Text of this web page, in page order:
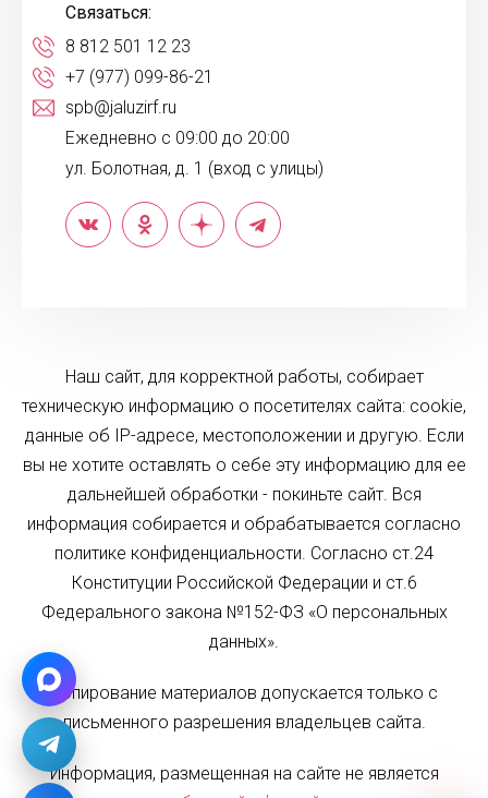
Связаться:
8 812 501 12 23
+7 (977) 099-86-21
spb@jaluzirf.ru
Ежедневно с 09:00 до 20:00
ул. Болотная, д. 1 (вход с улицы)
Наш сайт, для корректной работы, собирает
техническую информацию о посетителях сайта: cookie,
данные об IP-адресе, местоположении и другую. Если
вы не хотите оставлять о себе эту информацию для ее
дальнейшей обработки - покиньте сайт. Вся
информация собирается и обрабатывается согласно
политике конфиденциальности. Согласно ст.24
Конституции Российской Федерации и ст.6
Федерального закона №152-ФЗ «О персональных
данных».
Копирование материалов допускается только с
письменного разрешения владельцев сайта.
Информация, размещенная на сайте не является